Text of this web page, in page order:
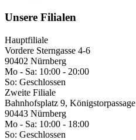
Unsere Filialen
Hauptfiliale
Vordere Sterngasse 4-6
90402 Nürnberg
Mo - Sa: 10:00 - 20:00
So: Geschlossen
Zweite Filiale
Bahnhofsplatz 9, Königstorpassage
90443 Nürnberg
Mo - Sa: 10:00 - 18:00
So: Geschlossen